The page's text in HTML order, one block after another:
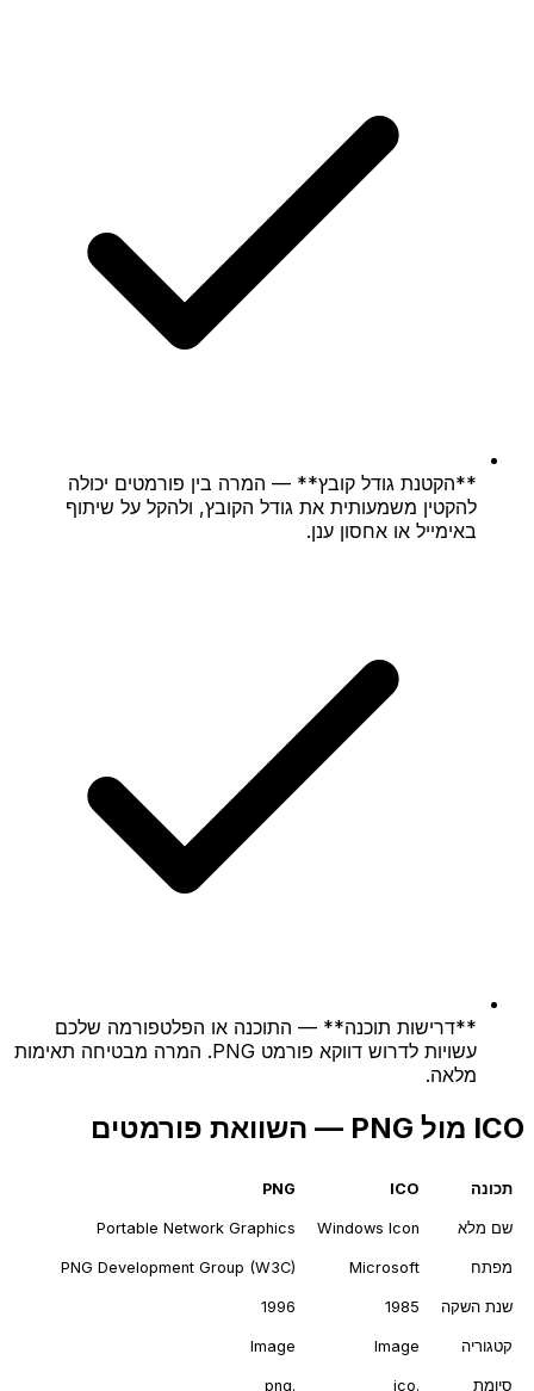
**הקטנת גודל קובץ** — המרה בין פורמטים יכולה
להקטין משמעותית את גודל הקובץ, ולהקל על שיתוף
באימייל או אחסון ענן.
**דרישות תוכנה** — התוכנה או הפלטפורמה שלכם
עשויות לדרוש דווקא פורמט PNG. המרה מבטיחה תאימות
מלאה.
ICO מול PNG — השוואת פורמטים
תכונה ICO
PNG
שם מלא Windows Icon
Portable Network Graphics
מפתח Microsoft
PNG Development Group (W3C)
שנת השקה 1985
1996
קטגוריה Image
Image
סיומת .ico
.png